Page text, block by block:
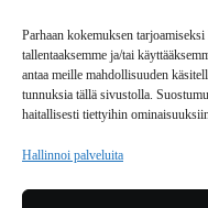
Parhaan kokemuksen
tallentaaksemme ja/tai
antaa meille mahdollisuuden
tunnuksia tällä sivustolla.
haitallisesti tiettyihin
Hallinnoi palveluita
UUTISKIRJE
MAINOSTAJILLE
VASTAMAINOKSET
JAKELUPAIKAT
REKISTERISELOSTE